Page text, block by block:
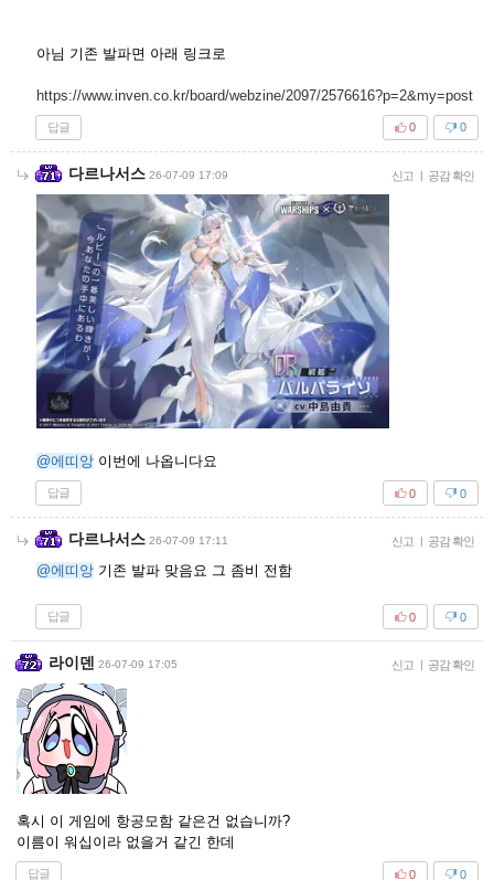
아님 기존 발파면 아래 링크로
https://www.inven.co.kr/board/webzine/2097/2576616?p=2&my=post
답글 0
0
다르나서스 26-07-09 17:09 신고 | 공감 확인
@에띠앙 이번에 나옵니다요
답글 0
0
다르나서스 26-07-09 17:11 신고 | 공감 확인
@에띠앙 기존 발파 맞음요 그 좀비 전함
답글 0
0
라이덴 26-07-09 17:05 신고 | 공감 확인
혹시 이 게임에 항공모함 같은건 없습니까?
이름이 워십이라 없을거 같긴 한데
답글 0
0